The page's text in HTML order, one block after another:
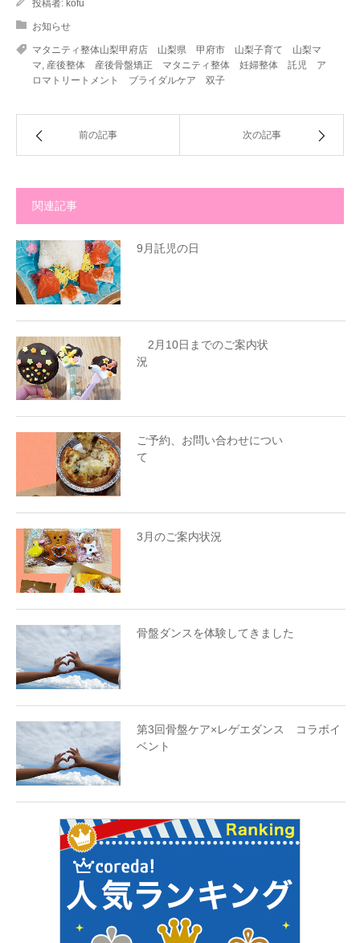
投稿者: kofu
お知らせ
マタニティ整体山梨甲府店 山梨県 甲府市 山梨子育て 山梨マ
マ 産後整体 産後骨盤矯正 マタニティ整体 妊婦整体 託児 ア
ロマトリートメント ブライダルケア 双子
前の記事 次の記事
関連記事
9月託児の日
2月10日までのご案内状
況
ご予約、お問い合わせについ
て
3月のご案内状況
骨盤ダンスを体験してきました
第3回骨盤ケア×レゲエダンス コラボイ
ベント